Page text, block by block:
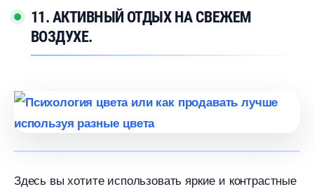
11. АКТИВНЫЙ ОТДЫХ НА СВЕЖЕМ
ОЗДУХЕ.
Здесь вы хотите использовать яркие и контрастные